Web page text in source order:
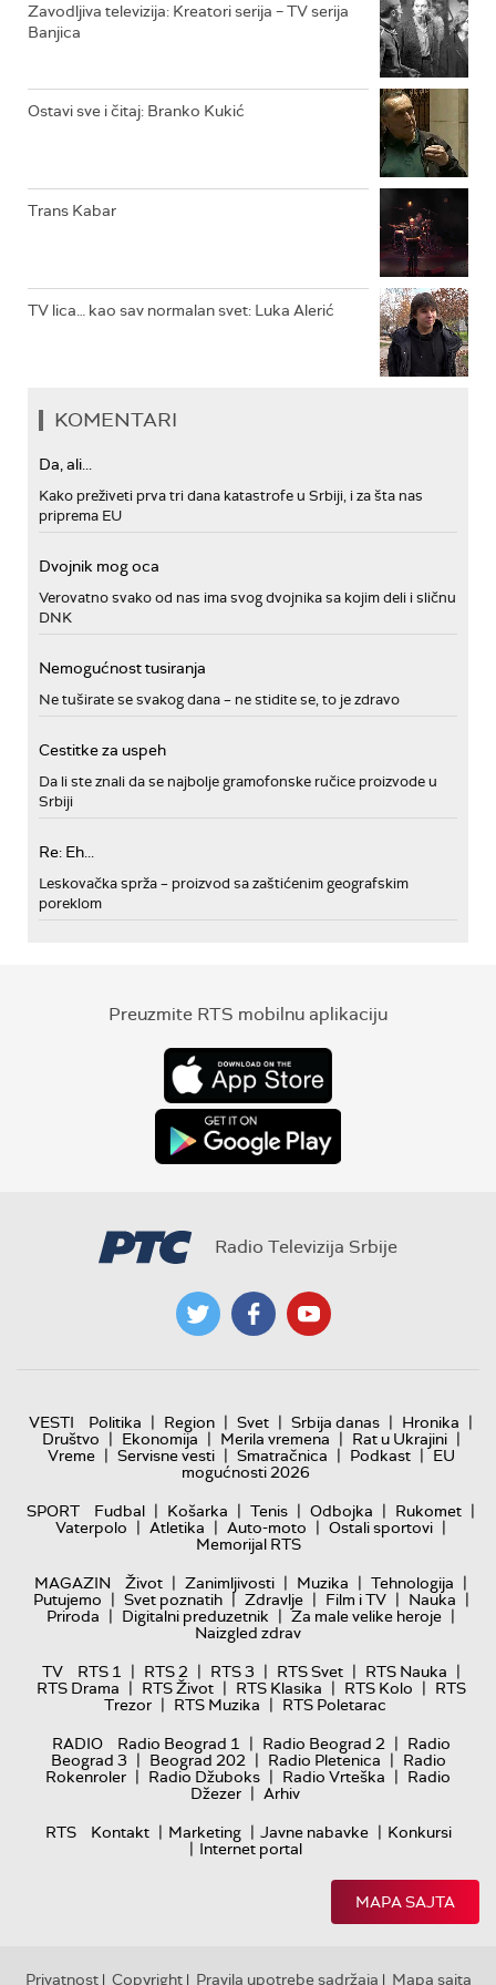
RTS KOLO
Zavodljiva televizija: Kreatori serija – TV serija
Banjica
Ostavi sve i čitaj: Branko Kukić
Trans Kabar
TV lica… kao sav normalan svet: Luka Alerić
KOMENTARI
Da, ali...
Kako preživeti prva tri dana katastrofe u Srbiji, i za šta nas
priprema EU
Dvojnik mog oca
Verovatno svako od nas ima svog dvojnika sa kojim deli i sličnu
DNK
Nemogućnost tusiranja
Ne tuširate se svakog dana – ne stidite se, to je zdravo
Cestitke za uspeh
Da li ste znali da se najbolje gramofonske ručice proizvode u
Srbiji
Re: Eh...
Leskovačka sprža – proizvod sa zaštićenim geografskim
poreklom
Preuzmite RTS mobilnu aplikaciju
Radio Televizija Srbije
VESTI Politika | Region | Svet | Srbija danas | Hronika |
Društvo | Ekonomija | Merila vremena | Rat u Ukrajini |
Vreme | Servisne vesti | Smatračnica | Podkast | EU
mogućnosti 2026
SPORT
Fudbal | Košarka | Tenis | Odbojka | Rukomet |
Vaterpolo | Atletika | Auto-moto | Ostali sportovi |
Memorijal RTS
MAGAZIN
Život | Zanimljivosti | Muzika | Tehnologija |
Putujemo | Svet poznatih | Zdravlje | Film i TV | Nauka |
Priroda | Digitalni preduzetnik | Za male velike heroje |
Naizgled zdrav
TV
RTS 1 | RTS 2 | RTS 3 | RTS Svet | RTS Nauka |
RTS Drama | RTS Život | RTS Klasika | RTS Kolo | RTS
Trezor | RTS Muzika | RTS Poletarac
RADIO
Radio Beograd 1 | Radio Beograd 2 | Radio
Beograd 3 | Beograd 202 | Radio Pletenica | Radio
Rokenroler | Radio Džuboks | Radio Vrteška | Radio
Džezer | Arhiv
RTS
Kontakt | Marketing | Javne nabavke | Konkursi
| Internet portal
MAPA SAJTA
Privatnost| Copyright| Pravila upotrebe sadržaja | Mapa sajta